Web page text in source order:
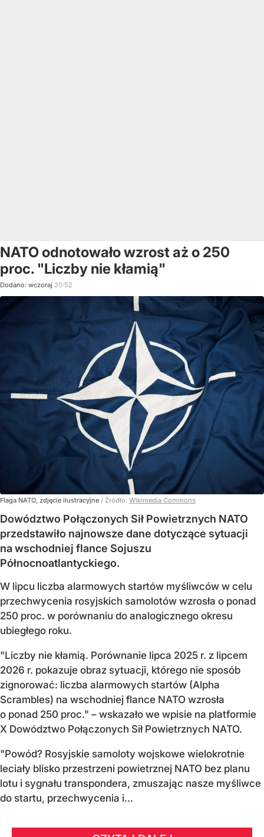
NATO odnotowało wzrost aż o 250
proc. "Liczby nie kłamią"
Dodano: wczoraj 20:52
Flaga NATO, zdjęcie ilustracyjne / Źródło: Wikimedia Commons
Dowództwo Połączonych Sił Powietrznych NATO
przedstawiło najnowsze dane dotyczące sytuacji
na wschodniej flance Sojuszu
Północnoatlantyckiego.
W lipcu liczba alarmowych startów myśliwców w celu
przechwycenia rosyjskich samolotów wzrosła o ponad
250 proc. w porównaniu do analogicznego okresu
ubiegłego roku.
"Liczby nie kłamią. Porównanie lipca 2025 r. z lipcem
2026 r. pokazuje obraz sytuacji, którego nie sposób
zignorować: liczba alarmowych startów (Alpha
Scrambles) na wschodniej flance NATO wzrosła
o ponad 250 proc." – wskazało we wpisie na platformie
X Dowództwo Połączonych Sił Powietrznych NATO.
"Powód? Rosyjskie samoloty wojskowe wielokrotnie
leciały blisko przestrzeni powietrznej NATO bez planu
lotu i sygnału transpondera, zmuszając nasze myśliwce
do startu, przechwycenia i...